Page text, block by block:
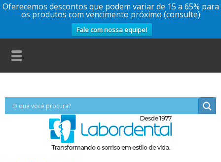
Oferecemos descontos que podem variar de 15 a 65% para
os produtos com vencimento próximo (consulte)
Fale com nossa equipe!